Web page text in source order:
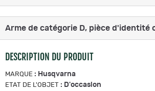
Arme de catégorie D, pièce d'identité
DESCRIPTION DU PRODUIT
MARQUE : Husqvarna
ETAT DE L'OBJET : D'occasion